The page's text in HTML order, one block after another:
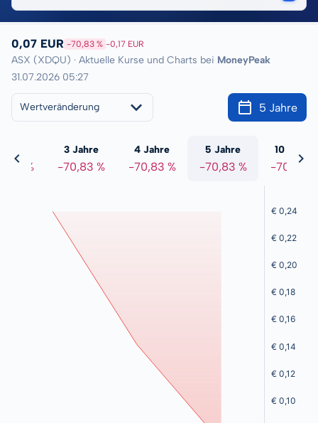
0,07 EUR -70,83 % -0,17 EUR
ASX (XDQU) · Aktuelle Kurse und Charts bei MoneyPeak
31.07.2026 05:27
Wertveränderung 5 Jahre
%
3 Jahre
-70,83 %
4 Jahre
-70,83 %
5 Jahre
-70,83 %
10 Jahre
-70,83 %